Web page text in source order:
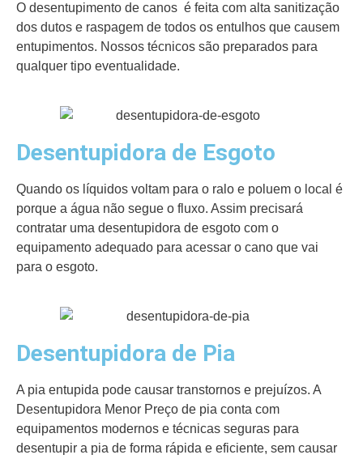
O desentupimento de canos é feita com alta sanitização
dos dutos e raspagem de todos os entulhos que causem
entupimentos. Nossos técnicos são preparados para
qualquer tipo eventualidade.
Desentupidora de Esgoto
Quando os líquidos voltam para o ralo e poluem o local é
porque a água não segue o fluxo. Assim precisará
contratar uma desentupidora de esgoto com o
equipamento adequado para acessar o cano que vai
para o esgoto.
Desentupidora de Pia
A pia entupida pode causar transtornos e prejuízos. A
Desentupidora Menor Preço de pia conta com
equipamentos modernos e técnicas seguras para
desentupir a pia de forma rápida e eficiente, sem causar